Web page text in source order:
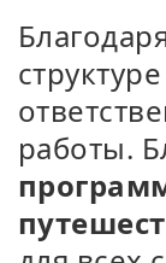
работы.